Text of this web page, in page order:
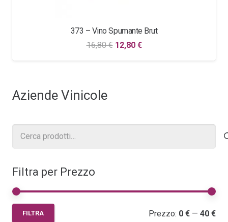
373 – Vino Spumante Brut
16,80€ Il
prezzo
12,80 €Il
prezzo
Aziende Vinicole
Filtra per Prezzo
FILTRA Prezzo: 0 € — 40 €